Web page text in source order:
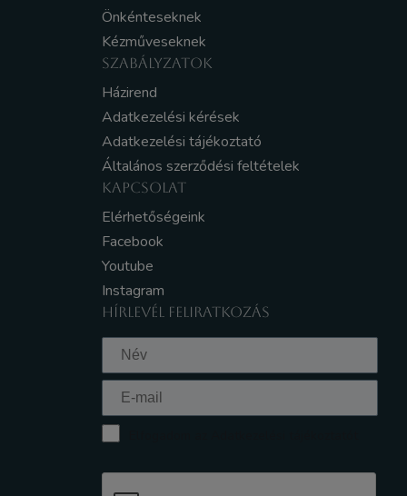
Önkénteseknek
Kézműveseknek
SZABÁLYZATOK
Házirend
Adatkezelési kérések
Adatkezelési tájékoztató
Általános szerződési feltételek
KAPCSOLAT
Elérhetőségeink
Facebook
Youtube
Instagram
HÍRLEVÉL FELIRATKOZÁS